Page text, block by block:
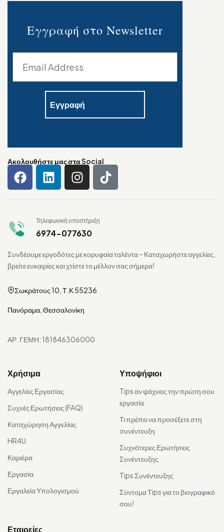
Εγγραφή στο Newsletter
Ακολουθήστε μας στα Social
Τηλεφωνική υποστήριξη
6974-077630
Συνδέουμε εργοδότες με κορυφαία ταλέντα – Καταχωρήστε αγγελίες,
βρείτε ευκαιρίες και χτίστε το μέλλον σας σήμερα!
Σωκράτους 10, Τ.Κ 55236
Πανόραμα, Θεσσαλονίκη
ΑΡ. ΓΕΜΗ: 181846306000
Χρήσιμα
Αγγελίες Εργασίας
Συχνές Ερωτήσεις (FAQ)
Καταχώρηση Αγγελίας
HR4U
Καριέρα
Εργασία
Εργαλεία Υπολογισμού
Υποψήφιοι
Tips αν ψάχνεις την πρώτη σου
εργασία
Τι πρέπει να προσέξετε στη
συνέντευξη
Συχνότερες Ερωτήσεις
Συνέντευξης
Tips Συνέντευξης
Σύντομα Τips για το βιογραφικό
σου!
Εταιρείες